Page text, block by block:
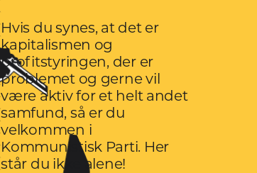
Hvis du synes, at det er
kapitalismen og
profitstyringen, der er
problemet og gerne vil
være aktiv for et helt andet
samfund, så er du
velkommen i
Kommunistisk Parti. Her
står du ikke alene!